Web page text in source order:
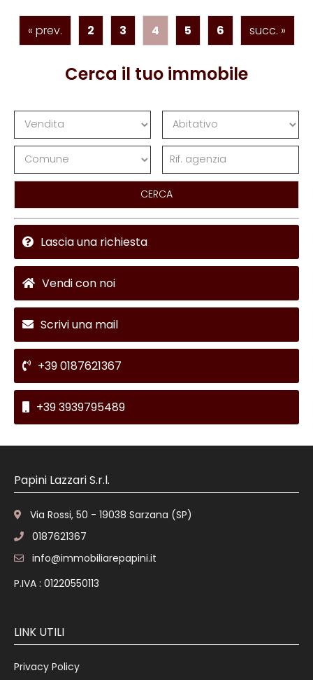
« prev. 2 3 4 5 6 succ. »
Cerca il tuo immobile
CERCA
Lascia una richiesta
Vendi con noi
Scrivi una mail
+39 0187621367
+39 3939795489
Papini Lazzari S.r.l.
Via Rossi, 50 - 19038 Sarzana (SP)
0187621367
info@immobiliarepapini.it
P.IVA : 01220550113
LINK UTILI
Privacy Policy